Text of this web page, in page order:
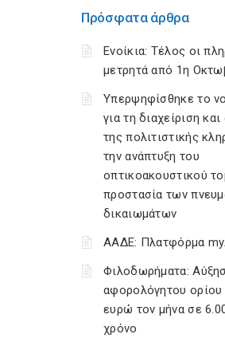
Πρόσφατα άρθρα
Ενοίκια: Τέλος οι
μετρητά από 1η
Υπερψηφίσθηκε το
για τη διαχείριση και
της πολιτιστικής
την ανάπτυξη του
οπτικοακουστικού
προστασία των
δικαιωμάτων
ΑΑΔΕ: Πλατφόρμα
Φιλοδωρήματα:
αφορολόγητου
ευρώ τον μήνα σε
χρόνο